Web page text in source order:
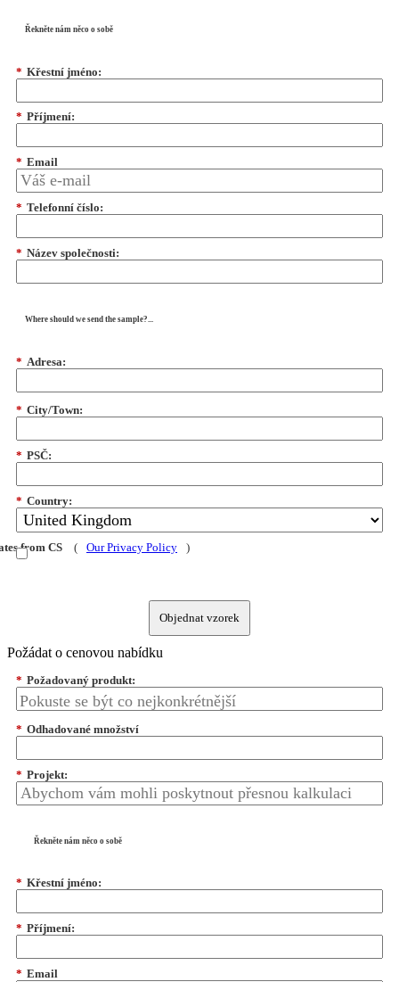
Řekněte nám něco o sobě
* Křestní jméno:
* Příjmení:
* Email
* Telefonní číslo:
* Název společnosti:
Where should we send the sample?...
* Adresa:
* City/Town:
* PSČ:
* Country:
from CS ( Our Privacy Policy )
Objednat vzorek
Požádat o cenovou nabídku
* Požadovaný produkt:
* Odhadované množství
* Projekt:
Řekněte nám něco o sobě
* Křestní jméno:
* Příjmení:
* Email